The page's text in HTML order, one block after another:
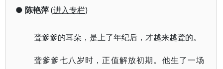
● 陈艳萍(进入专栏)
聋爹爹的耳朵，是上了年纪后，才越来越聋的。
聋爹爹七八岁时，正值解放初期。他生了一场